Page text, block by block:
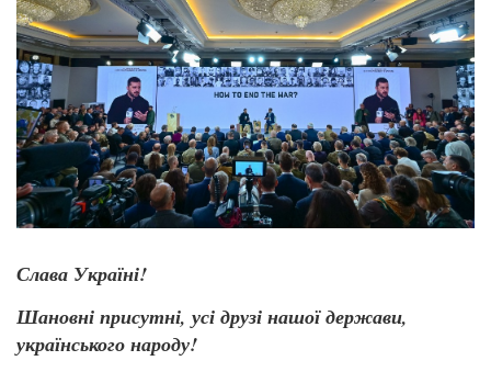
Слава Україні!
Шановні присутні, усі друзі нашої держави,
українського народу!